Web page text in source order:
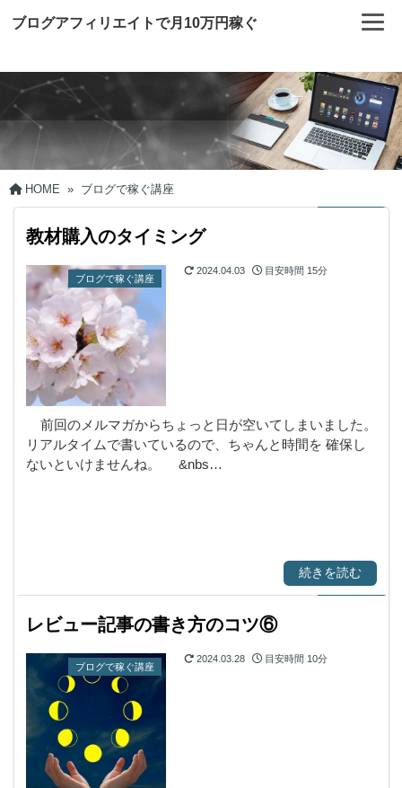
ブログアフィリエイトで月10万円稼ぐ
HOME » ブログで稼ぐ講座
教材購入のタイミング
ブログで稼ぐ講座
2024.04.03 目安時間 15分
前回のメルマガからちょっと日が空いてしまいました。
リアルタイムで書いているので、ちゃんと時間を 確保し
ないといけませんね。 &nbs…
続きを読む
レビュー記事の書き方のコツ⑥
ブログで稼ぐ講座
2024.03.28 目安時間 10分